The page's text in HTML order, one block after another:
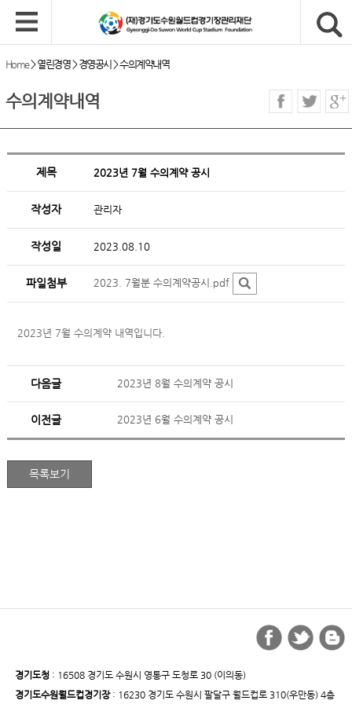
Home>열린경영>경영공시 >수의계약내역
수의계약내역
제목 2023년 7월 수의계약 공시
작성자 관리자
작성일 2023.08.10
파일첨부 2023. 7월분 수의계약공시.pdf
2023년 7월 수의계약 내역입니다.
다음글 2023년 8월 수의계약 공시
이전글 2023년 6월 수의계약 공시
경기도청: 16508 경기도 수원시 영통구 도청로 30 (이의동)
경기도수원월드컵경기장: 16230 경기도 수원시 팔달구 월드컵로 310(우만동) 4층